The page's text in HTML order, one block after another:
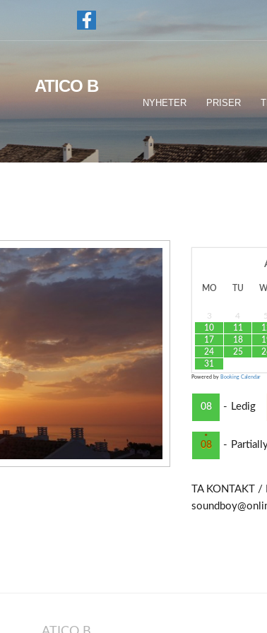
ATICO B
NYHETER PRISER
MO TU
3
4 5
10
11
17
18
24
25
31
Powered by Booking Calendar
08 - Ledig
·
08 -
TA KONTAKT